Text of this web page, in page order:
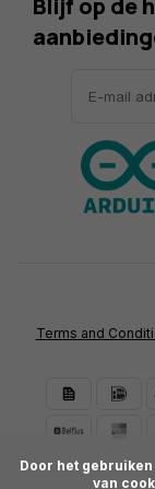
Blijf op de
Terms and
van